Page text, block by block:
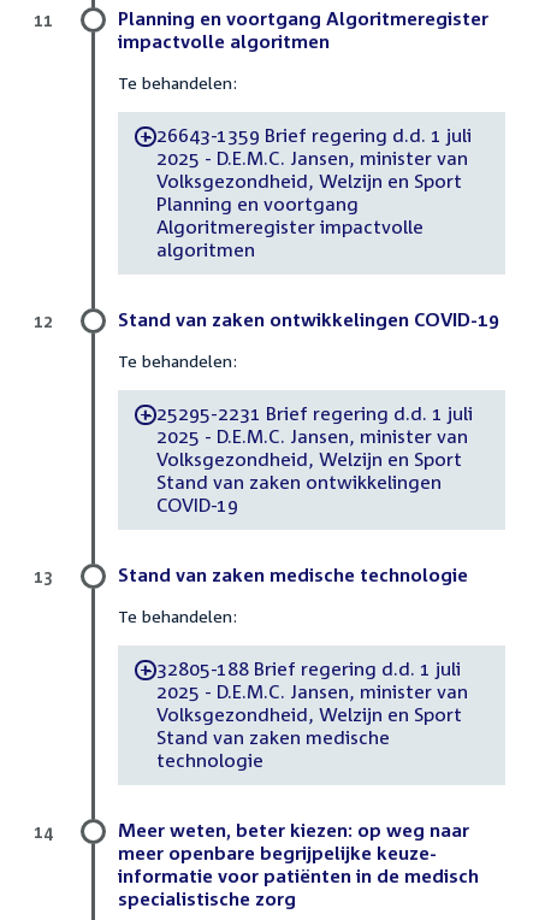
Planning en voortgang Algoritmeregister
impactvolle algoritmen
Te behandelen:
-26643-1359 Brief regering d.d. 1 juli
2025 - D.E.M.C. Jansen, minister van
Volksgezondheid, Welzijn en Sport
Planning en voortgang
Algoritmeregister impactvolle
algoritmen
11
Stand van zaken ontwikkelingen COVID-19
Te behandelen:
-25295-2231 Brief regering d.d. 1 juli
2025 - D.E.M.C. Jansen, minister van
Volksgezondheid, Welzijn en Sport
Stand van zaken ontwikkelingen
COVID-19
12
Stand van zaken medische technologie
Te behandelen:
-32805-188 Brief regering d.d. 1 juli
2025 - D.E.M.C. Jansen, minister van
Volksgezondheid, Welzijn en Sport
Stand van zaken medische
technologie
13
Meer weten, beter kiezen: op weg naar
meer openbare begrijpelijke keuze-
informatie voor patiënten in de medisch
specialistische zorg
14